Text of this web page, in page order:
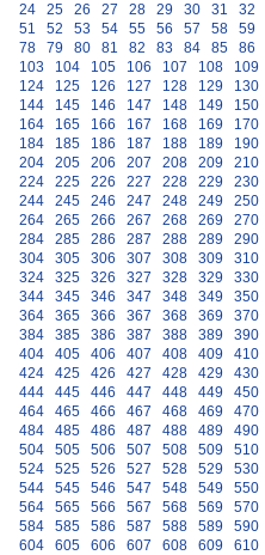
24
25 26 27 28 29 30 31 32
51
52 53 54 55 56 57 58 59
78
79 80 81 82 83 84 85 86
103
104 105 106 107 108 109
124
125 126 127 128 129 130
144
145 146 147 148 149 150
164
165 166 167 168 169 170
184
185 186 187 188 189 190
204
205 206 207 208 209 210
224
225 226 227 228 229 230
244
245 246 247 248 249 250
264
265 266 267 268 269 270
284
285 286 287 288 289 290
304
305 306 307 308 309 310
324
325 326 327 328 329 330
344
345 346 347 348 349 350
364
365 366 367 368 369 370
384
385 386 387 388 389 390
404
405 406 407 408 409 410
424
425 426 427 428 429 430
444
445 446 447 448 449 450
464
465 466 467 468 469 470
484
485 486 487 488 489 490
504
505 506 507 508 509 510
524
525 526 527 528 529 530
544
545 546 547 548 549 550
564
565 566 567 568 569 570
584
585 586 587 588 589 590
604
605 606 607 608 609 610